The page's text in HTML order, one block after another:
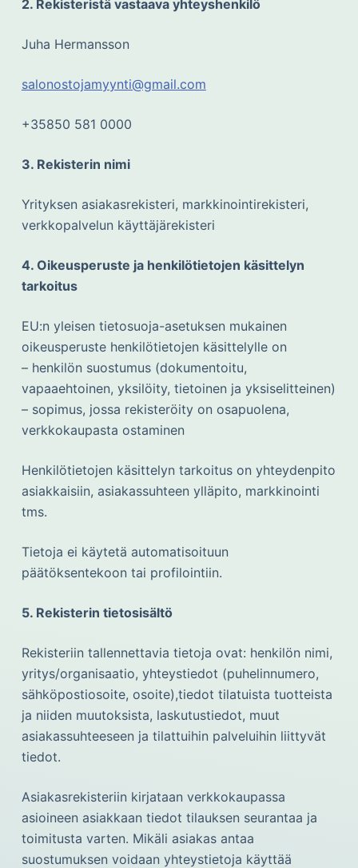
2. Rekisteristä vastaava yhteyshenkilö
Juha Hermansson
salonostojamyynti@gmail.com
+35850 581 0000
3. Rekisterin nimi
Yrityksen asiakasrekisteri, markkinointirekisteri,
verkkopalvelun käyttäjärekisteri
4. Oikeusperuste ja henkilötietojen käsittelyn
tarkoitus
EU:n yleisen tietosuoja-asetuksen mukainen
oikeusperuste henkilötietojen käsittelylle on
– henkilön suostumus (dokumentoitu,
vapaaehtoinen, yksilöity, tietoinen ja yksiselitteinen)
– sopimus, jossa rekisteröity on osapuolena,
verkkokaupasta ostaminen
Henkilötietojen käsittelyn tarkoitus on yhteydenpito
asiakkaisiin, asiakassuhteen ylläpito, markkinointi
tms.
Tietoja ei käytetä automatisoituun
päätöksentekoon tai profilointiin.
5. Rekisterin tietosisältö
Rekisteriin tallennettavia tietoja ovat: henkilön nimi,
yritys/organisaatio, yhteystiedot (puhelinnumero,
sähköpostiosoite, osoite),tiedot tilatuista tuotteista
ja niiden muutoksista, laskutustiedot, muut
asiakassuhteeseen ja tilattuihin palveluihin liittyvät
tiedot.
Asiakasrekisteriin kirjataan verkkokaupassa
asioineen asiakkaan tiedot tilauksen seurantaa ja
toimitusta varten. Mikäli asiakas antaa
suostumuksen voidaan yhteystietoja käyttää